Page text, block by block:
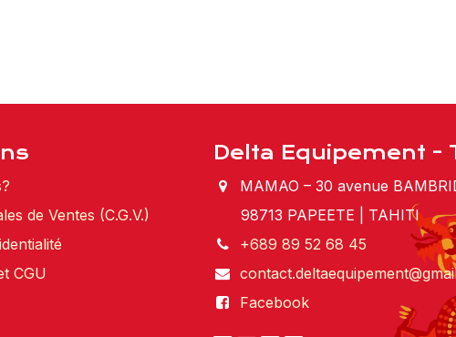
de Ventes (C.G.V.)
CGU
Delta Equipement -
MAMAO – 30 avenue
98713 PAPEETE | TAHITI
+689 89 52 68 45
Facebook